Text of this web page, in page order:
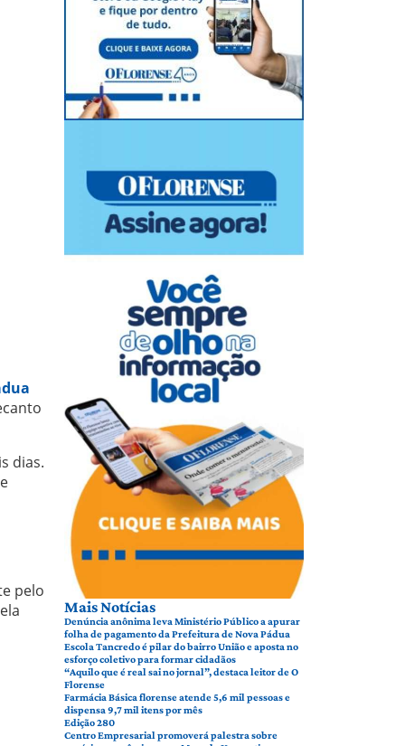
dias.
pelo
Mais Notícias
Denúncia anônima leva Ministério Público a apurar
folha de pagamento da Prefeitura de Nova Pádua
Escola Tancredo é pilar do bairro União e aposta no
esforço coletivo para formar cidadãos
“Aquilo que é real sai no jornal”, destaca leitor de O
Florense
Farmácia Básica florense atende 5,6 mil pessoas e
dispensa 9,7 mil itens por mês
Edição 280
Centro Empresarial promoverá palestra sobre